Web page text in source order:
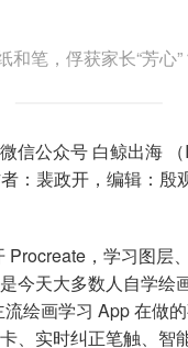
和笔，俘获家长“芳心”
信公众号 白鲸出海 （
：裴政开，编辑：殷
Procreate，学习图层
今天大多数人自学绘
绘画学习 App 在做
实时纠正笔触、智